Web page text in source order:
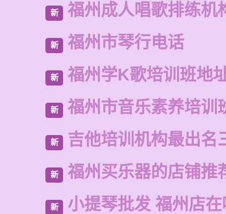
新 福州成人唱歌排练机
新 福州市琴行电话
新 福州学K歌培训班地
新 福州市音乐素养培训
新 吉他培训机构最出名
新 福州买乐器的店铺推
新 小提琴批发 福州店